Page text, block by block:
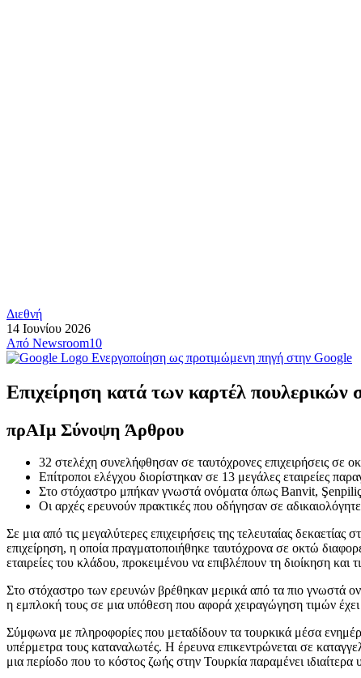
Διεθνή
14 Ιουνίου 2026
Από Newsroom10
Ενεργοποίηση ως προτιμώμενη πηγή στην Google
Επιχείρηση κατά των καρτέλ πουλερικών
πρΑΙμ Σύνοψη Άρθρου
32 στελέχη συνελήφθησαν σε ταυτόχρονες επιχειρήσεις σε
Επίτροποι ελέγχου διορίστηκαν σε 13 μεγάλες εταιρείες
Στο στόχαστρο μπήκαν γνωστά ονόματα όπως Banvit,
Οι αρχές ερευνούν πρακτικές που οδήγησαν σε
Σε μια από τις μεγαλύτερες επιχειρήσεις της τελευταίας
επιχείρηση, η οποία πραγματοποιήθηκε ταυτόχρονα σε οκτώ
εταιρείες του κλάδου, προκειμένου να επιβλέπουν τη διοίκηση και
Στο στόχαστρο των ερευνών βρέθηκαν μερικά από τα πιο γνωστά
η εμπλοκή τους σε μια υπόθεση που αφορά χειραγώγηση τιμών
Σύμφωνα με πληροφορίες που μεταδίδουν τα τουρκικά μέσα
υπέρμετρα τους καταναλωτές. Η έρευνα επικεντρώνεται σε
μια περίοδο που το κόστος ζωής στην Τουρκία παραμένει ιδιαίτερα